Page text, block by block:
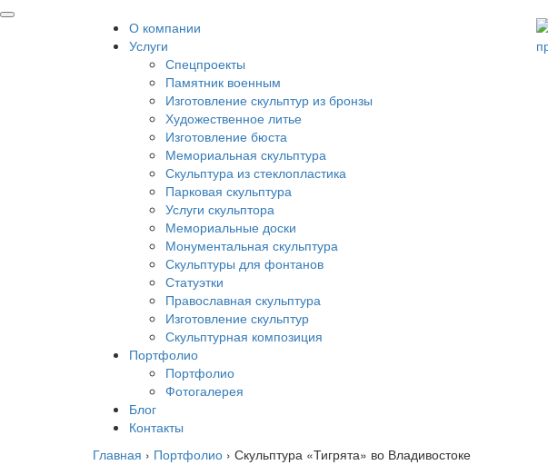
О компании
Услуги
Спецпроекты
Памятник военным
Изготовление скульптур из бронзы
Художественное литье
Изготовление бюста
Мемориальная скульптура
Скульптура из стеклопластика
Парковая скульптура
Услуги скульптора
Мемориальные доски
Монументальная скульптура
Скульптуры для фонтанов
Статуэтки
Православная скульптура
Изготовление скульптур
Скульптурная композиция
Портфолио
Портфолио
Фотогалерея
Блог
Контакты
Главная › Портфолио › Скульптура «Тигрята» во Владивостоке